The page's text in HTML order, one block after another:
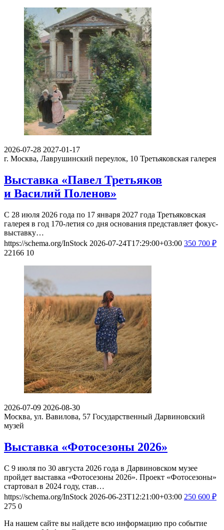
2026-07-28 2027-01-17
г. Москва, Лаврушинский переулок, 10 Третьяковская галерея
Выставка «Павел Третьяков
и Василий Поленов»
С 28 июля 2026 года по 17 января 2027 года Третьяковская
галерея в год 170-летия со дня основания представляет фокус-
выставку…
https://schema.org/InStock 2026-07-24T17:29:00+03:00 350 700 ₽
22166 10
2026-07-09 2026-08-30
Москва, ул. Вавилова, 57 Государственный Дарвиновский
музей
Выставка «Фотосезоны 2026»
С 9 июля по 30 августа 2026 года в Дарвиновском музее
пройдет выставка «Фотосезоны 2026». Проект «Фотосезоны»
стартовал в 2024 году, став…
https://schema.org/InStock 2026-06-23T12:21:00+03:00 250 600 ₽
275 0
На нашем сайте вы найдете всю информацию про событие